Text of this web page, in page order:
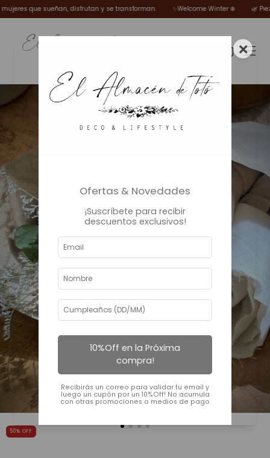
que sueñan, disfrutan y se transforman. ✨Welcome Winter ❄️ 🌿 Piezas
50% OFF
×
Ofertas & Novedades
¡Suscríbete para recibir
descuentos exclusivos!
10%Off en la Próxima
compra!
Recibirás un correo para validar tu email y
luego un cupón por un 10%Off! No acumula
con otras promociones o medios de pago